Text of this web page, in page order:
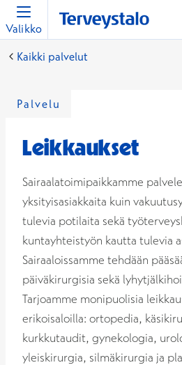
Valikko
Kaikki palvelut
Palvelu
Leikkaukset
Sairaalatoimipaikkamme
yksityisasiakkaita kuin
tulevia potilaita sekä
kuntayhteistyön kautta tulevia
Sairaaloissamme tehdään
päiväkirurgisia sekä
Tarjoamme monipuolisia
erikoisaloilla: ortopedia,
kurkkutaudit, gynekologia,
yleiskirurgia, silmäkirurgia ja